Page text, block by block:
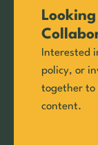
Interested
policy, or
together to
content.